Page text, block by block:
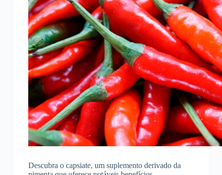
Descubra o capsiate, um suplemento derivado da